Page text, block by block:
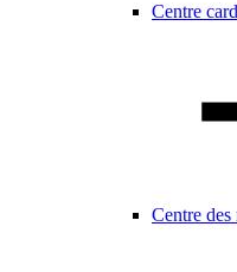
Centre
Centre